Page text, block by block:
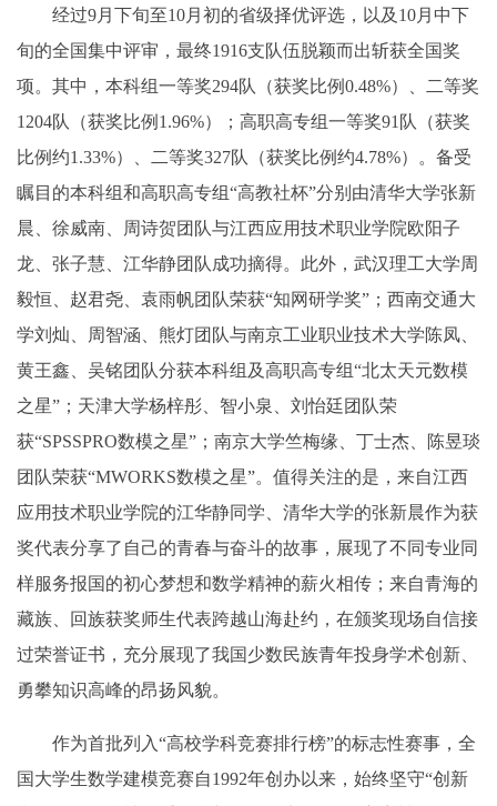
经过9月下旬至10月初的省级择优评选，以及10月中下
旬的全国集中评审，最终1916支队伍脱颖而出斩获全国奖
项。其中，本科组一等奖294队（获奖比例0.48%）、二等奖
1204队（获奖比例1.96%）；高职高专组一等奖91队（获奖
比例约1.33%）、二等奖327队（获奖比例约4.78%）。备受
瞩目的本科组和高职高专组“高教社杯”分别由清华大学张新
晨、徐威南、周诗贺团队与江西应用技术职业学院欧阳子
龙、张子慧、江华静团队成功摘得。此外，武汉理工大学周
毅恒、赵君尧、袁雨帆团队荣获“知网研学奖”；西南交通大
学刘灿、周智涵、熊灯团队与南京工业职业技术大学陈凤、
黄王鑫、吴铭团队分获本科组及高职高专组“北太天元数模
之星”；天津大学杨梓彤、智小泉、刘怡廷团队荣
获“SPSSPRO数模之星”；南京大学竺梅缘、丁士杰、陈昱琰
团队荣获“MWORKS数模之星”。值得关注的是，来自江西
应用技术职业学院的江华静同学、清华大学的张新晨作为获
奖代表分享了自己的青春与奋斗的故事，展现了不同专业同
样服务报国的初心梦想和数学精神的薪火相传；来自青海的
藏族、回族获奖师生代表跨越山海赴约，在颁奖现场自信接
过荣誉证书，充分展现了我国少数民族青年投身学术创新、
勇攀知识高峰的昂扬风貌。
作为首批列入“高校学科竞赛排行榜”的标志性赛事，全
国大学生数学建模竞赛自1992年创办以来，始终坚守“创新